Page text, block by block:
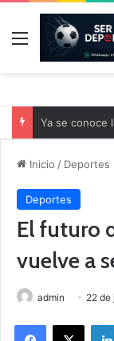
Menú
Inicio / Deportes
Deportes
El futuro
vuelve a
admin 22 de